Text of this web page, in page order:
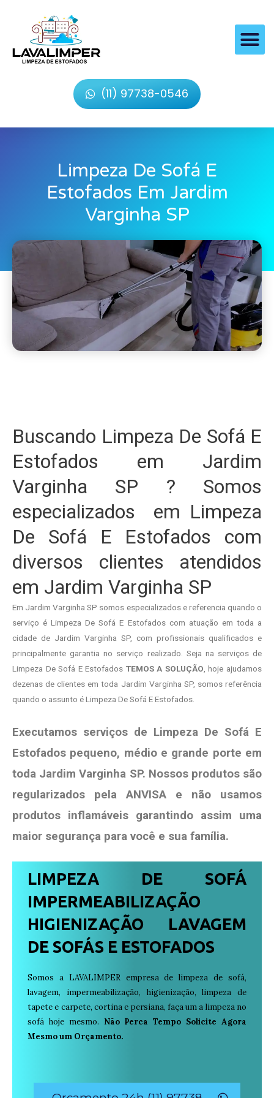
(11) 97738-0546
Limpeza De Sofá E
Estofados Em Jardim
Varginha SP
Buscando Limpeza De Sofá E
Estofados em Jardim
Varginha SP ? Somos
especializados em Limpeza
De Sofá E Estofados com
diversos clientes atendidos
em Jardim Varginha SP
Em Jardim Varginha SP somos especializados e referencia quando o
serviço é Limpeza De Sofá E Estofados com atuação em toda a
cidade de Jardim Varginha SP, com profissionais qualificados e
principalmente garantia no serviço realizado. Seja na serviços de
Limpeza De Sofá E Estofados TEMOS A SOLUÇÃO , hoje ajudamos
dezenas de clientes em toda Jardim Varginha SP, somos referência
quando o assunto é Limpeza De Sofá E Estofados.
Executamos serviços de Limpeza De Sofá E
Estofados pequeno, médio e grande porte em
toda Jardim Varginha SP. Nossos produtos são
regularizados pela ANVISA e não usamos
produtos inflamáveis garantindo assim uma
maior segurança para você e sua família.
LIMPEZA DE SOFÁ
IMPERMEABILIZAÇÃO
HIGIENIZAÇÃO LAVAGEM
DE SOFÁS E ESTOFADOS
Somos a LAVALIMPER empresa de limpeza de sofá,
lavagem, impermeabilização, higienização, limpeza de
tapete e carpete, cortina e persiana, faça um a limpeza no
sofá hoje mesmo. Não Perca Tempo Solicite Agora
Mesmo um Orçamento.